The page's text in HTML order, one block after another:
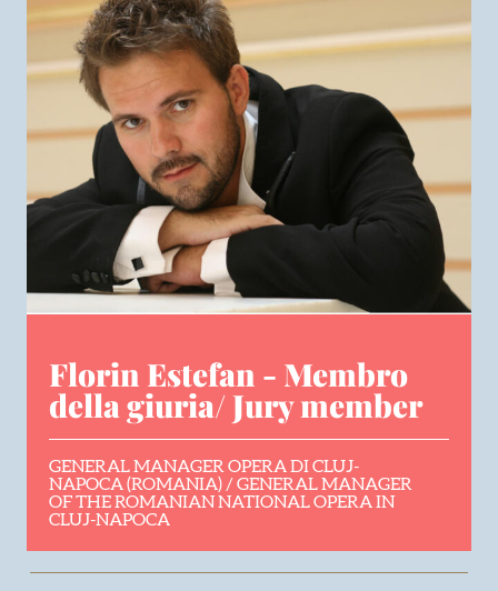
Florin Estefan - Membro
della giuria/ Jury member
GENERAL MANAGER OPERA DI CLUJ-
NAPOCA (ROMANIA) / GENERAL MANAGER
OF THE ROMANIAN NATIONAL OPERA IN
CLUJ-NAPOCA